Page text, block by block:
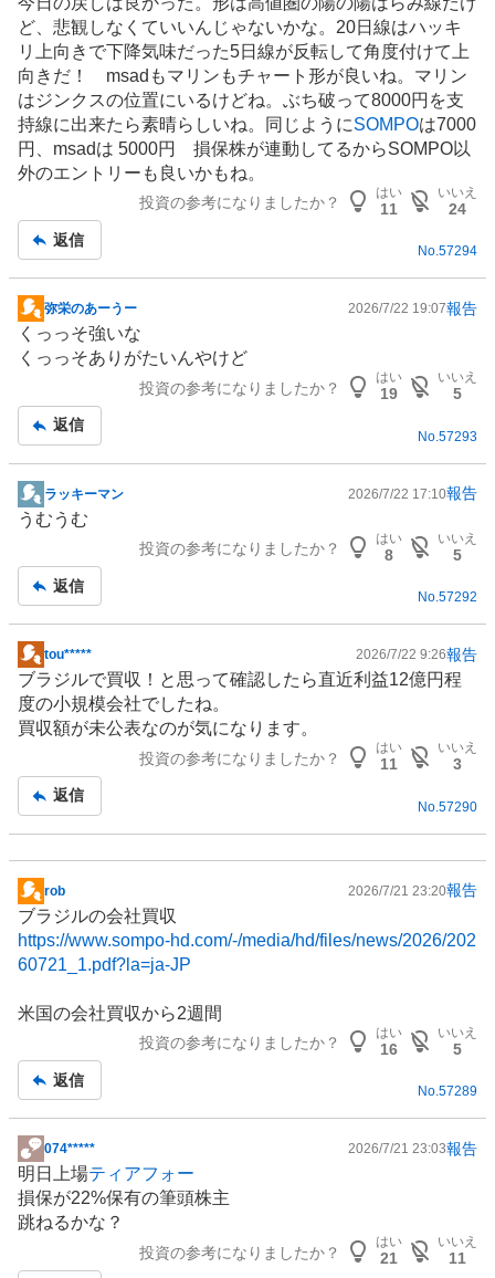
ど、悲観しなくていいんじゃないかな。20日線はハッキ
リ上向きで下降気味だった5日線が反転して角度付けて上
向きだ！ msadもマリンもチャート形が良いね。マリン
はジンクスの位置にいるけどね。ぶち破って8000円を支
持線に出来たら素晴らしいね。同じようにSOMPOは7000
円、msadは 5000円 損保株が連動してるからSOMPO以
外のエントリーも良いかもね。
投資の参考になりましたか？
はい
11
いいえ
24
返信
No.57294
掲
示
板
弥栄のあーうー 2026/7/22 19:07報告
くっっそ強いな
くっっそありがたいんやけど
投資の参考になりましたか？
はい
19
いいえ
5
返信
No. 57293
掲
示
事
ラッキーマン 2026/7/22 17:10報告
うむうむ
投資の参考になりましたか？
はい
8
いいえ
5
返信
No.57292
掲
示
板
記
tou***** 2026/7/22 9:26報告
ブラジルで買収！と思って確認したら直近利益12億円程
度の小規模会社でしたね。
買収額が未公表なのが気になります。
投資の参考になりましたか？
はい
11
いいえ
3
返信
No. 57290
掲
示
板
記
rob 2026/7/21 23:20報告
ブラジルの会社買収
https://www.sompo-hd.com/-/media/hd/files/news/2026/202
60721_1.pdf?la=ja-JP
米国の会社買収から2週間
投資の参考になりましたか？
はい
16
いいえ
5
返信
No.57289
掲
示
板
記
074***** 2026/7/21 23:03報告
明日上場ティアフォー
損保が22%保有の筆頭株主
跳ねるかな？
投資の参考になりましたか？
はい
21
いいえ
11